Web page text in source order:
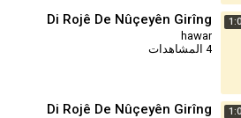
Di Rojê De Nûçeyên Girîng
hawar
Di Rojê De Nûçeyên Girîng